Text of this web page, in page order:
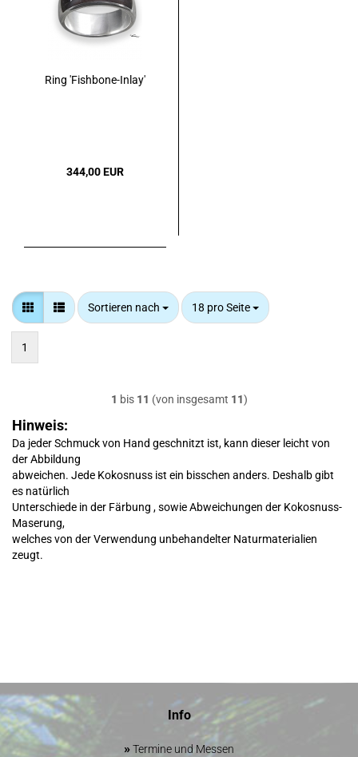
Ring 'Fishbone-Inlay'
344,00 EUR
Sortieren nach
Sortieren nach 18 pro Seite
pro Seite
1
1 bis 11 (von insgesamt 11)
Hinweis:
Da jeder Schmuck von Hand geschnitzt ist, kann dieser leicht von
der Abbildung
abweichen. Jede Kokosnuss ist ein bisschen anders. Deshalb gibt
es natürlich
Unterschiede in der Färbung , sowie Abweichungen der Kokosnuss-
Maserung,
welches von der Verwendung unbehandelter Naturmaterialien
zeugt.
Info
»Termine und Messen